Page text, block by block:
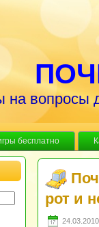
на вопросы
бесплатно
рот и